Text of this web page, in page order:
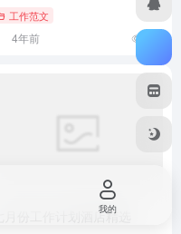
工作范文
4年前
七月份工作计划酒店精选
我的